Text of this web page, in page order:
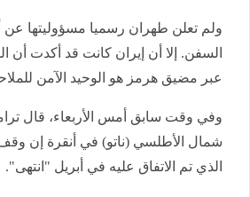
ولم تعلن طهران رسميا مسؤوليتها
السفن. إلا أن إيران كانت قد أكدت أن
عبر مضيق هرمز هو الوحيد الآمن
وفي وقت سابق أمس الأربعاء، قال
شمال الأطلسي (ناتو) في أنقرة إن وقف
الذي تم الاتفاق عليه في أبريل "انتهى".